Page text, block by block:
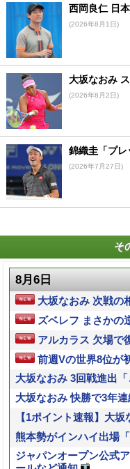
西岡良仁 日
(2026年8月1日)
大坂なおみ
(2026年8月2日)
錦織圭「プレ
(2026年7月27日)
そ
8月6日
大坂なおみ 次戦の
ズベレフ まさかの
アルカラス 欠場で
前週Vの世界8位が
大坂なおみ 3回戦進出「
大坂なおみ 快勝で3年
【1ポイント速報】大
熊本勢がインハイ出場
ジャパンオープン公式